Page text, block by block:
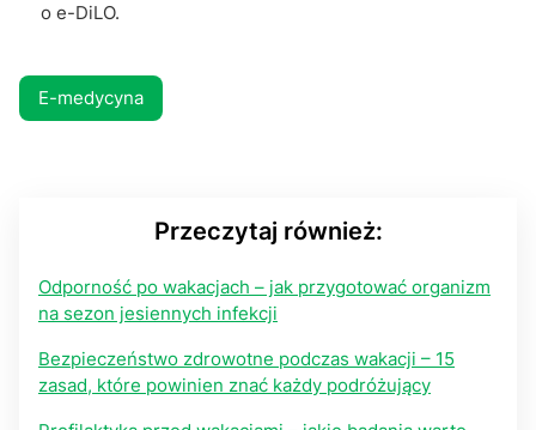
o e-DiLO.
E-medycyna
Przeczytaj również:
Odporność po wakacjach – jak przygotować organizm
na sezon jesiennych infekcji
Bezpieczeństwo zdrowotne podczas wakacji – 15
zasad, które powinien znać każdy podróżujący